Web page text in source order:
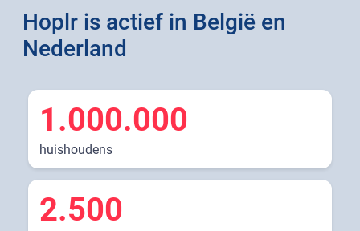
Hoplr is actief in België en
Nederland
1.000.000
huishoudens
2.500